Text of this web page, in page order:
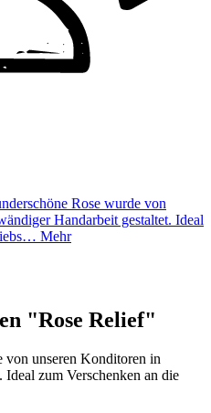
Rose wurde von
Handarbeit gestaltet. Ideal
Mehr
"Rose Relief"
von unseren Konditoren in
zum Verschenken an die